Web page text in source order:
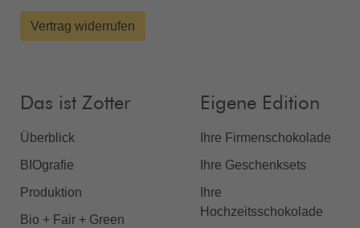
Vertrag widerrufen
Das ist Zotter
Überblick
BIOgrafie
Produktion
Bio + Fair + Green
Eigene Edition
Ihre Firmenschokolade
Ihre Geschenksets
Ihre
Hochzeitsschokolade